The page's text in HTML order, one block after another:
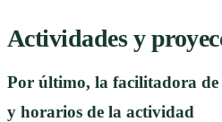
Actividades y
Por último, la facilitadora
y horarios de la actividad